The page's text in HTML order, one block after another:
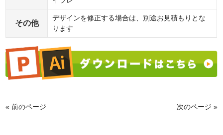
その他
デザインを修正する場合は、別途お見積もりとな
ります
« 前のページ 次のページ »